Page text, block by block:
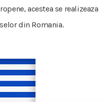
acestea se realizeaza
din Romania.